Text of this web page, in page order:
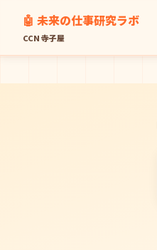
🤖 未来の仕事研究ラボ
CCN 寺子屋